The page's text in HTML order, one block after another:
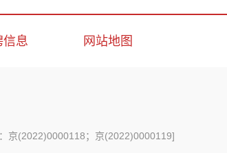
信息 网站地图
京(2022)0000118；京(2022)0000119]